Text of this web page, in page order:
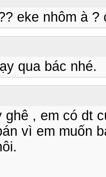
eke nhôm à ?
qua bác nhé.
ghê , em có dt
vì em muốn